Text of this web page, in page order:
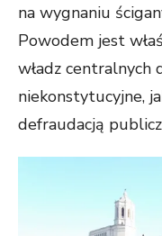
na wygnaniu
Powodem jest
władz centralnych
niekonstytucyjne,
defraudacją